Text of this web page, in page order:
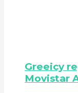
Greeicy
Movistar